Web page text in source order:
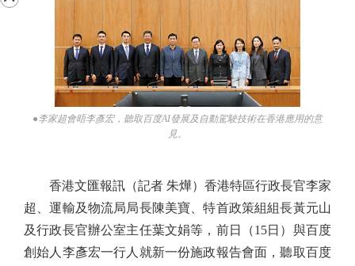
●李家超會晤李彥宏，聽取百度AI發展及自動駕駛技術在香港應用的意
見。
香港文匯報訊（記者 朱燁）香港特區行政長官李家
超、運輸及物流局局長陳美寶、特首政策組組長黃元山
及行政長官辦公室主任葉文娟等，前日（15日）與百度
創始人李彥宏一行人就新一份施政報告會面，聽取百度